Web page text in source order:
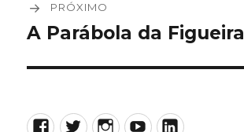
PRÓXIMO
Próximo
A Parábola da Figueira
Facebook
TwitterInstagram
YouTubeLinkedIn